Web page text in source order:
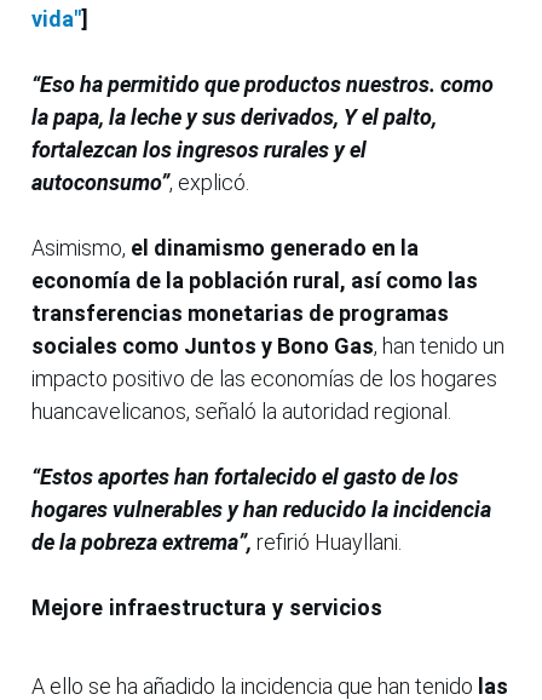
vida"]
“Eso ha permitido que productos nuestros. como
la papa, la leche y sus derivados, Y el palto,
fortalezcan los ingresos rurales y el
autoconsumo”, explicó.
Asimismo, el dinamismo generado en la
economía de la población rural, así como las
transferencias monetarias de programas
sociales como Juntos y Bono Gas, han tenido un
impacto positivo de las economías de los hogares
huancavelicanos, señaló la autoridad regional.
“Estos aportes han fortalecido el gasto de los
hogares vulnerables y han reducido la incidencia
de la pobreza extrema”, refirió Huayllani.
Mejore infraestructura y servicios
A ello se ha añadido la incidencia que han tenido las